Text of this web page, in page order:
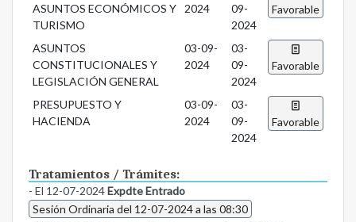
ASUNTOS ECONÓMICOS Y
TURISMO
2024
09-
2024
Favorable
ASUNTOS
CONSTITUCIONALES Y
LEGISLACIÓN GENERAL
03-09-
2024
03-
09-
2024
Favorable
PRESUPUESTO Y
HACIENDA
03-09-
2024
03-
09-
2024
Favorable
Tratamientos / Trámites:
- El 12-07-2024Expdte Entrado
Sesión Ordinaria del 12-07-2024 a las 08:30